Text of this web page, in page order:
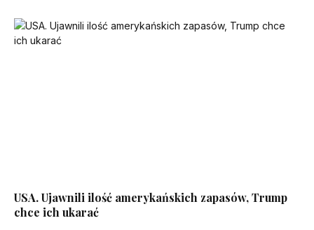
USA. Ujawnili ilość amerykańskich zapasów, Trump
chce ich ukarać